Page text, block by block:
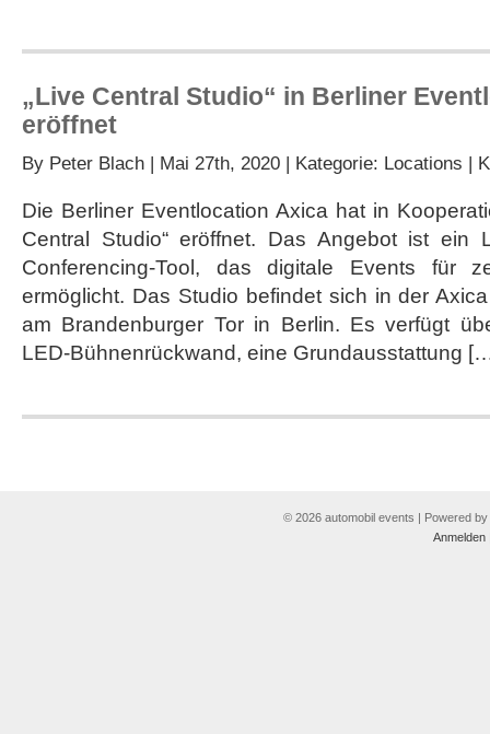
„Live Central Studio“ in Berliner
eröffnet
By Peter Blach | Mai 27th, 2020 | Kategorie: Locations |
Die Berliner Eventlocation Axica hat in
Central Studio“ eröffnet. Das Angebot ist ein
Conferencing-Tool, das digitale Events für
ermöglicht. Das Studio befindet sich in der
am Brandenburger Tor in Berlin. Es verfügt
LED-Bühnenrückwand, eine Grundausstattung
© 2026 automobil events | Powered by
Anmelden|